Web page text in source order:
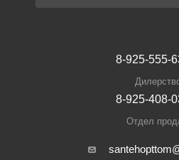
8-925-555-
8-925-408-
Отдел